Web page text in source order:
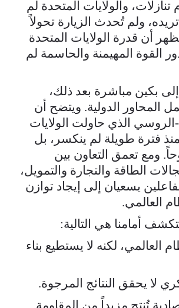
والولايات المتحدة لم
ولم تُحدث الزيارة تحولاً
أن قدرة الولايات المتحدة
القوة المهيمنة والحاسمة لم
إلى بكين مباشرة بعد ذلك،
المحاور الدولية. ويتضح أن
الروسي الذي حاولت الولايات
فترة طويلة لم ينكسر، بل
ومع تعمق التعاون بين
الطاقة والتجارة والتمويل،
يسعيان إلى إيجاد توازن
العالمي.
أمامنا هي التالية:
العالمي، لكنه لا يستطيع بناء
لا يحقق النتائج المرجوة.
تُنتج مزيداً من المقاومة.